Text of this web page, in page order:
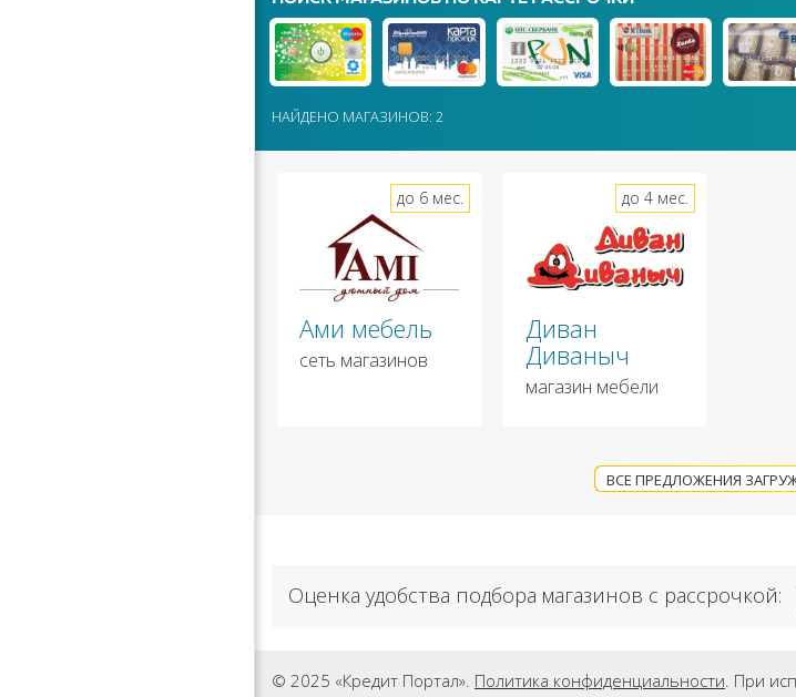
НАЙДЕНО МАГАЗИНОВ: 2
Ами мебель
сеть магазинов
до 6 мес.
Диван
Диваныч
магазин мебели
до 4 мес.
ВСЕ ПРЕДЛОЖЕНИЯ
Оценка удобства подбора магазинов с рассрочкой:
© 2025 «Кредит Портал». Политика конфиденциальности. При